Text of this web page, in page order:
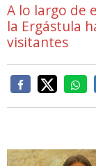
A lo largo de
la Ergástula
visitantes